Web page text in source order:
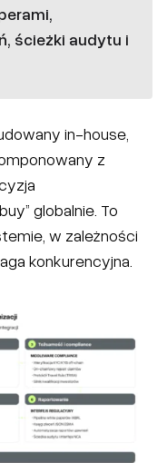
ścieżki audytu i
in-house,
z
globalnie. To
w zależności
konkurencyjna.